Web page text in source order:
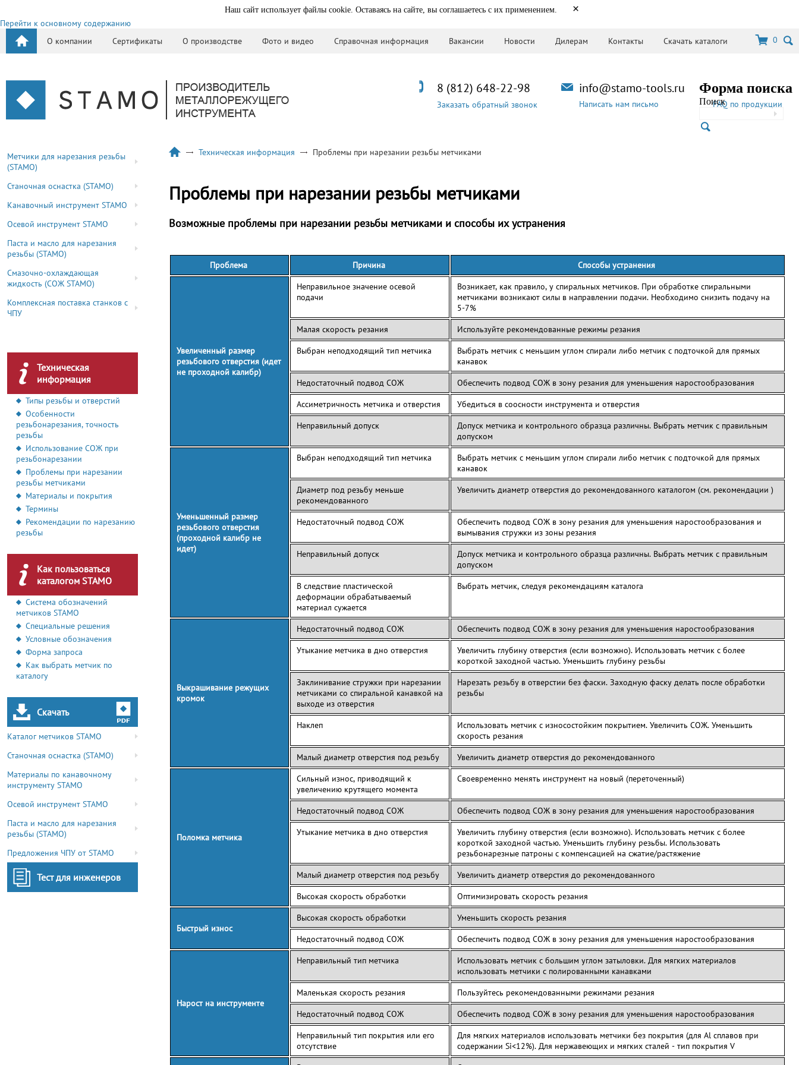
Наш сайт использует файлы cookie. Оставаясь на сайте, вы соглашаетесь с их применением. ×
Перейти к основному содержанию
О компании
Сертификаты О производстве Фото и видео Справочная информация Вакансии Новости Дилерам Контакты Скачать каталоги 0
Форма поиска
ПоискFAQ по продукции
info@stamo-tools.ru
Написать нам письмо
8 (812) 648-22-98
Заказать обратный звонок
Метчики для нарезания резьбы
(STAMO)
Станочная оснастка (STAMO)
Канавочный инструмент STAMO
Осевой инструмент STAMO
Паста и масло для нарезания
резьбы (STAMO)
Смазочно-охлаждающая
жидкость (СОЖ STAMO)
Комплексная поставка станков с
ЧПУ
Техническая
информация
Типы резьбы и отверстий
Особенности
резьбонарезания, точность
резьбы
Использование СОЖ при
резьбонарезании
Проблемы при нарезании
резьбы метчиками
Материалы и покрытия
Термины
Рекомендации по нарезанию
резьбы
Как пользоваться
каталогом STAMO
Система обозначений
метчиков STAMO
Специальные решения
Условные обозначения
Форма запроса
Как выбрать метчик по
каталогу
Скачать
Каталог метчиков STAMO
Станочная оснастка (STAMO)
Материалы по канавочному
инструменту STAMO
Осевой инструмент STAMO
Паста и масло для нарезания
резьбы (STAMO)
Предложения ЧПУ от STAMO
Тест для инженеров
Техническая информация Проблемы при нарезании резьбы метчиками
Проблемы при нарезании резьбы метчиками
Возможные проблемы при нарезании резьбы метчиками и способы их устранения
Проблема Причина Способы устранения
Увеличенный размер
резьбового отверстия (идет
не проходной калибр)
Неправильное значение осевой
подачи
Возникает, как правило, у спиральных метчиков. При обработке спиральными
метчиками возникают силы в направлении подачи. Необходимо снизить подачу на
5-7%
Малая скорость резания
Используйте рекомендованные режимы резания
Выбран неподходящий тип метчика
Выбрать метчик с меньшим углом спирали либо метчик с подточкой для прямых
канавок
Недостаточный подвод СОЖ
Обеспечить подвод СОЖ в зону резания для уменьшения наростообразования
Ассиметричность метчика и отверстия
Убедиться в соосности инструмента и отверстия
Неправильный допуск
Допуск метчика и контрольного образца различны. Выбрать метчик с правильным
допуском
Уменьшенный размер
резьбового отверстия
(проходной калибр не
идет)
Выбран неподходящий тип метчика
Выбрать метчик с меньшим углом спирали либо метчик с подточкой для прямых
канавок
Диаметр под резьбу меньше
рекомендованного
Увеличить диаметр отверстия до рекомендованного каталогом (см. рекомендации )
Недостаточный подвод СОЖ
Обеспечить подвод СОЖ в зону резания для уменьшения наростообразования и
вымывания стружки из зоны резания
Неправильный допуск
Допуск метчика и контрольного образца различны. Выбрать метчик с правильным
допуском
В следствие пластической
деформации обрабатываемый
материал сужается
Выбрать метчик, следуя рекомендациям каталога
Выкрашивание режущих
кромок
Недостаточный подвод СОЖ
Обеспечить подвод СОЖ в зону резания для уменьшения наростообразования
Утыкание метчика в дно отверстия
Увеличить глубину отверстия (если возможно). Использовать метчик с более
короткой заходной частью. Уменьшить глубину резьбы
Заклинивание стружки при нарезании
метчиками со спиральной канавкой на
выходе из отверстия
Нарезать резьбу в отверстии без фаски. Заходную фаску делать после обработки
резьбы
Наклеп
Использовать метчик с износостойким покрытием. Увеличить СОЖ. Уменьшить
скорость резания
Малый диаметр отверстия под резьбу
Увеличить диаметр отверстия до рекомендованного
Поломка метчика
Сильный износ, приводящий к
увеличению крутящего момента
Своевременно менять инструмент на новый (переточенный)
Недостаточный подвод СОЖ
Обеспечить подвод СОЖ в зону резания для уменьшения наростообразования
Утыкание метчика в дно отверстия
Увеличить глубину отверстия (если возможно). Использовать метчик с более
короткой заходной частью. Уменьшить глубину резьбы. Использовать
резьбонарезные патроны с компенсацией на сжатие/растяжение
Малый диаметр отверстия под резьбу
Увеличить диаметр отверстия до рекомендованного
Высокая скорость обработки
Оптимизировать скорость резания
Быстрый износ
Высокая скорость обработки
Уменьшить скорость резания
Недостаточный подвод СОЖ
Обеспечить подвод СОЖ в зону резания для уменьшения наростообразования
Нарост на инструменте
Неправильный тип метчика
Использовать метчик с большим углом затыловки. Для мягких материалов
использовать метчики с полированными канавками
Маленькая скорость резания
Пользуйтесь рекомендованными режимами резания
Недостаточный подвод СОЖ
Обеспечить подвод СОЖ в зону резания для уменьшения наростообразования
Неправильный тип покрытия или его
отсутствие
Для мягких материалов использовать метчики без покрытия (для Al сплавов при
содержании Si<12%). Для нержавеющих и мягких сталей - тип покрытия V